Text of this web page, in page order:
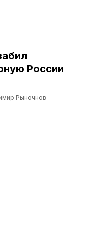
России
Рыночнов